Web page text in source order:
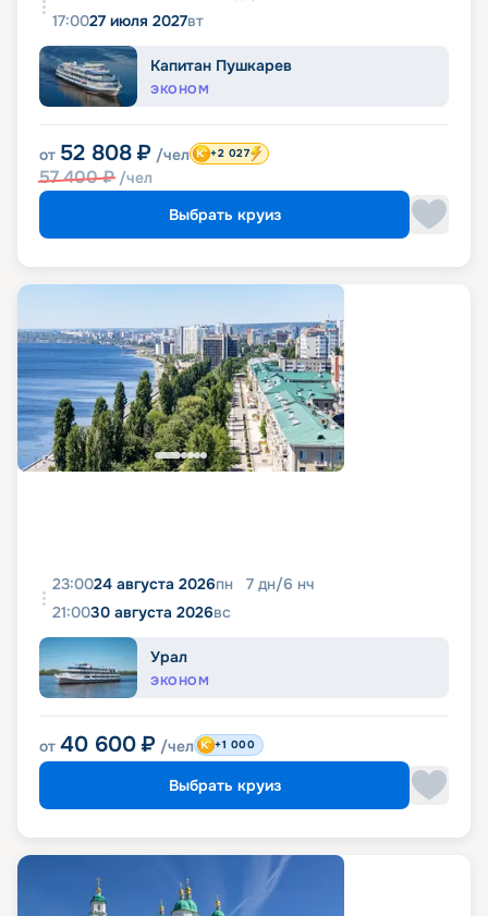
17:0027 июля 2027вт
Капитан Пушкарев
ЭКОНОМ
от 52 808 ₽ /чел
57 400₽ /чел
+2 027
Выбрать круиз
23:0024 августа 2026пн 7 дн/6 нч
21:0030 августа 2026вс
Урал
ЭКОНОМ
от 40 600 ₽ /чел +1 000
Выбрать круиз